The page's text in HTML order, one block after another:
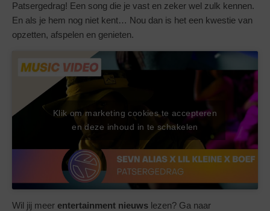
Patsergedrag! Een song die je vast en zeker wel zulk kennen.
En als je hem nog niet kent… Nou dan is het een kwestie van
opzetten, afspelen en genieten.
Klik om marketing cookies te accepteren
en deze inhoud in te schakelen
Wil jij meer entertainment nieuws lezen? Ga naar